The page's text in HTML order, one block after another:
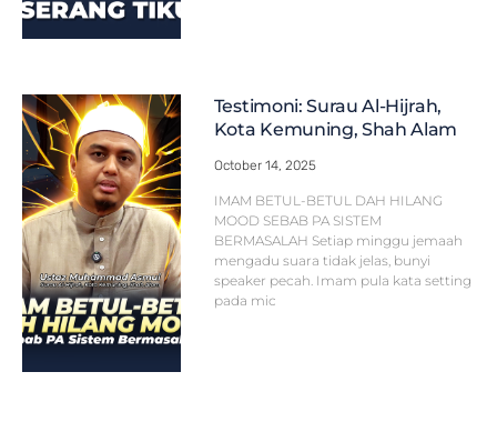
Testimoni: Surau Al-Hijrah,
Kota Kemuning, Shah Alam
October 14, 2025
IMAM BETUL-BETUL DAH HILANG
MOOD SEBAB PA SISTEM
BERMASALAH Setiap minggu jemaah
mengadu suara tidak jelas, bunyi
speaker pecah. Imam pula kata setting
pada mic